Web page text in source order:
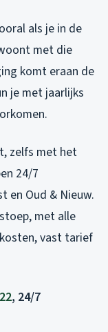
als je in de
met die
komt eraan de
je met jaarlijks
zelfs met het
24/7
en Oud & Nieuw.
met alle
vast tarief
, 24/7